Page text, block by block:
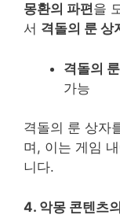
몽환의 파편을
서 격돌의 룬 상
격돌의
가능
격돌의 룬 상자
며, 이는 게임
니다.
4. 악몽 콘텐츠